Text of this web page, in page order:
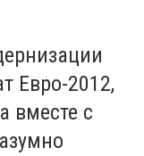
Евро-2012,
вместе с